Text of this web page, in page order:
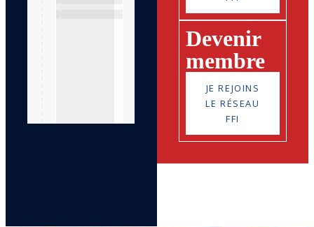
Devenir
membre
JE REJOINS
LE RÉSEAU
FFI